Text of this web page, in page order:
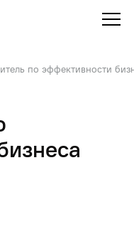
по эффективности